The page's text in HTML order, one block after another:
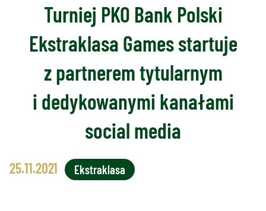
Turniej PKO Bank Polski
Ekstraklasa Games startuje
z partnerem tytularnym
i dedykowanymi kanałami
social media
25.11.2021 Ekstraklasa